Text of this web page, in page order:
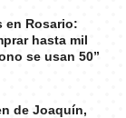
en Rosario:
hasta mil
se usan 50”
de Joaquín,